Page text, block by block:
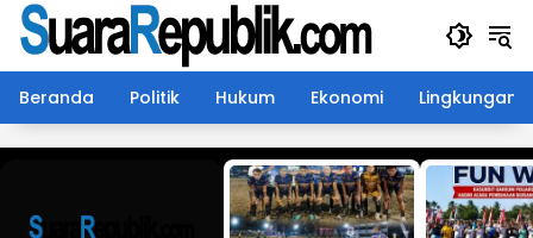
Langsung
konten
Beranda
Politik Hukum Ekonomi Lingkungan